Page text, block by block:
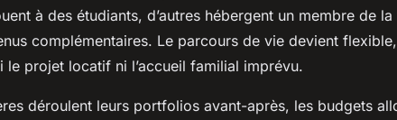
à des étudiants, d’autres hébergent un membre de
complémentaires. Le parcours de vie devient
le projet locatif ni l’accueil familial imprévu.
déroulent leurs portfolios avant-après, les budgets